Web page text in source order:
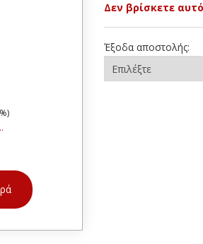
Δεν βρίσκετε
Έξοδα αποστολής: